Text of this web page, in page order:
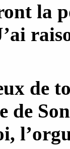
la
de
de